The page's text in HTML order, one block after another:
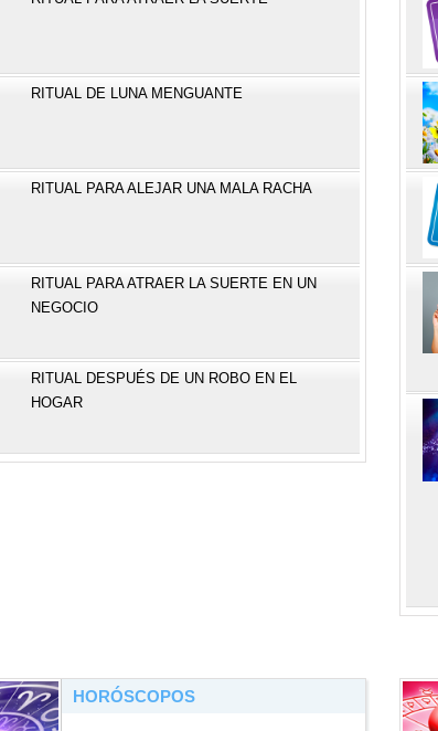
RITUAL DE LUNA MENGUANTE
RITUAL PARA ALEJAR UNA MALA RACHA
RITUAL PARA ATRAER LA SUERTE EN UN
NEGOCIO
RITUAL DESPUÉS DE UN ROBO EN EL
HOGAR
HORÓSCOPOS